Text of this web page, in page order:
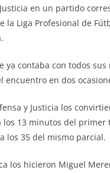
en un partido
la Liga Profesional de
ya contaba con todos
encuentro en dos
y Justicia los
los 13 minutos del primer
los 35 del mismo parcial.
los hicieron Miguel